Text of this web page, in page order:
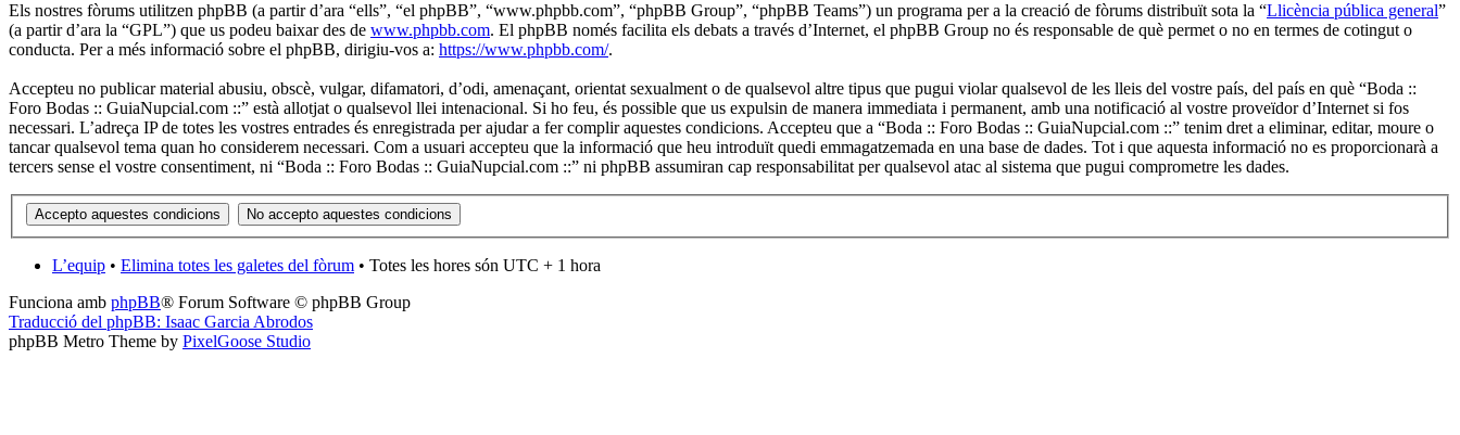
Els nostres fòrums utilitzen phpBB (a partir d’ara “ells”, “el phpBB”, “www.phpbb.com”, “phpBB Group”, “phpBB Teams”) un programa per a la creació de fòrums distribuït sota la “Llicència pública general”
(a partir d’ara la “GPL”) que us podeu baixar des de www.phpbb.com. El phpBB només facilita els debats a través d’Internet, el phpBB Group no és responsable de què permet o no en termes de cotingut o
conducta. Per a més informació sobre el phpBB, dirigiu-vos a: https://www.phpbb.com/.
Accepteu no publicar material abusiu, obscè, vulgar, difamatori, d’odi, amenaçant, orientat sexualment o de qualsevol altre tipus que pugui violar qualsevol de les lleis del vostre país, del país en què “Boda ::
Foro Bodas :: GuiaNupcial.com ::” està allotjat o qualsevol llei intenacional. Si ho feu, és possible que us expulsin de manera immediata i permanent, amb una notificació al vostre proveïdor d’Internet si fos
necessari. L’adreça IP de totes les vostres entrades és enregistrada per ajudar a fer complir aquestes condicions. Accepteu que a “Boda :: Foro Bodas :: GuiaNupcial.com ::” tenim dret a eliminar, editar, moure o
tancar qualsevol tema quan ho considerem necessari. Com a usuari accepteu que la informació que heu introduït quedi emmagatzemada en una base de dades. Tot i que aquesta informació no es proporcionarà a
tercers sense el vostre consentiment, ni “Boda :: Foro Bodas :: GuiaNupcial.com ::” ni phpBB assumiran cap responsabilitat per qualsevol atac al sistema que pugui comprometre les dades.
L’equip • Elimina totes les galetes del fòrum • Totes les hores són UTC + 1 hora
Funciona amb phpBB® Forum Software © phpBB Group
Traducció del phpBB: Isaac Garcia Abrodos
phpBB Metro Theme by PixelGoose Studio